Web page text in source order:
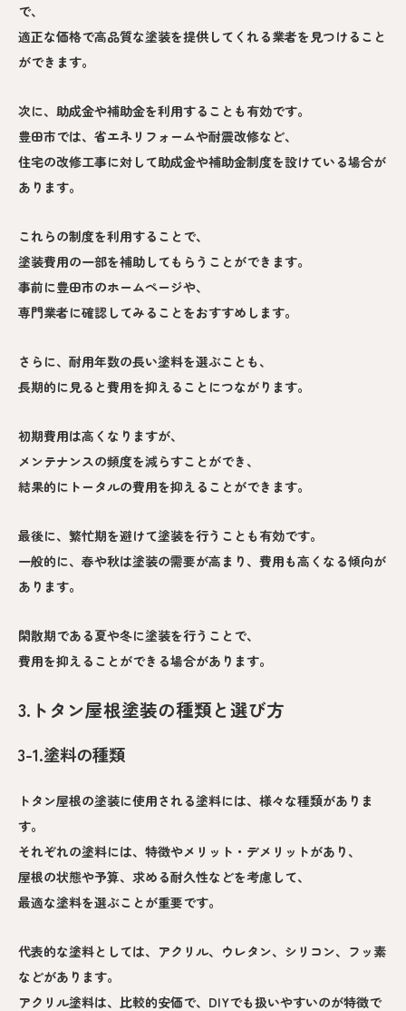
で、
適正な価格で高品質な塗装を提供してくれる業者を見つけること
ができます。
次に、助成金や補助金を利用することも有効です。
豊田市では、省エネリフォームや耐震改修など、
住宅の改修工事に対して助成金や補助金制度を設けている場合が
あります。
これらの制度を利用することで、
塗装費用の一部を補助してもらうことができます。
事前に豊田市のホームページや、
専門業者に確認してみることをおすすめします。
さらに、耐用年数の長い塗料を選ぶことも、
長期的に見ると費用を抑えることにつながります。
初期費用は高くなりますが、
メンテナンスの頻度を減らすことができ、
結果的にトータルの費用を抑えることができます。
最後に、繁忙期を避けて塗装を行うことも有効です。
一般的に、春や秋は塗装の需要が高まり、費用も高くなる傾向が
あります。
閑散期である夏や冬に塗装を行うことで、
費用を抑えることができる場合があります。
3.トタン屋根塗装の種類と選び方
3-1.塗料の種類
トタン屋根の塗装に使用される塗料には、様々な種類がありま
す。
それぞれの塗料には、特徴やメリット・デメリットがあり、
屋根の状態や予算、求める耐久性などを考慮して、
最適な塗料を選ぶことが重要です。
代表的な塗料としては、アクリル、ウレタン、シリコン、フッ素
などがあります。
アクリル塗料は、比較的安価で、DIYでも扱いやすいのが特徴で